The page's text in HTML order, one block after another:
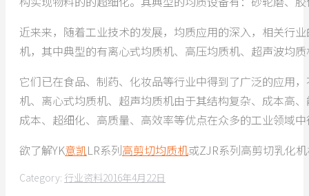
近来来，随着工业技术的发展，均质应用的深入，相关行
机，其中典型的有离心式均质机、高压均质机、超声波均
它们已在食品、制药、化妆品等行业中得到了广泛的应用
机、离心式均质机、超声均质机由于其结构复杂、成本高
成本、超细化、高质量、高效率等优点在众多的工业领域
欲了解YK意凯LR系列高剪切均质机或ZJR系列高剪切乳化
Category: 行业资料2016年4月22日